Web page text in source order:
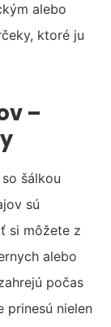
alebo
ktoré ju
–
šálkou
sú
si môžete z
alebo
počas
prinesú nielen